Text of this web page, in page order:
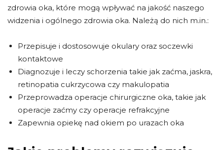
zdrowia oka, które mogą wpływać na jakość naszego
widzenia i ogólnego zdrowia oka. Należą do nich m.in.:
Przepisuje i dostosowuje okulary oraz soczewki
kontaktowe
Diagnozuje i leczy schorzenia takie jak zaćma, jaskra,
retinopatia cukrzycowa czy makulopatia
Przeprowadza operacje chirurgiczne oka, takie jak
operacje zaćmy czy operacje refrakcyjne
Zapewnia opiekę nad okiem po urazach oka